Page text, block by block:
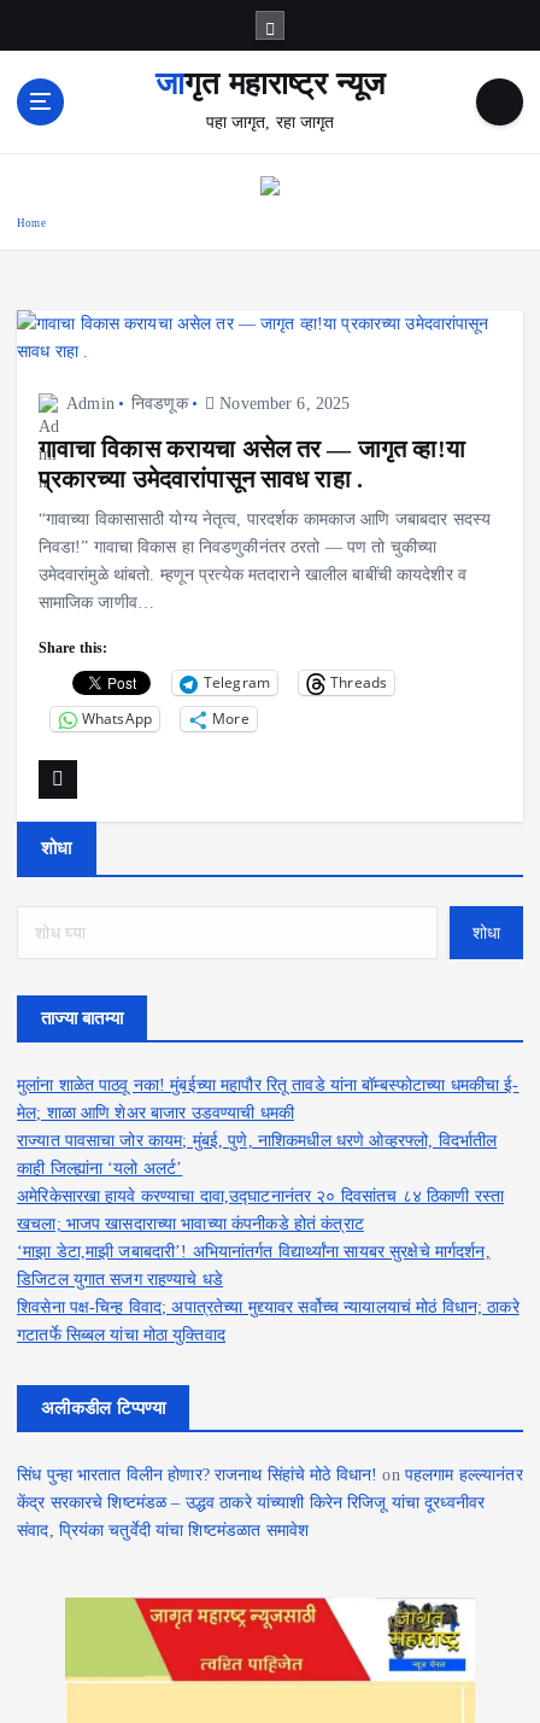
जागृत महाराष्ट्र न्यूज
पहा जागृत, रहा जागृत
Home
Admin निवडणूक November 6, 2025
गावाचा विकास करायचा असेल तर — जागृत व्हा!या
प्रकारच्या उमेदवारांपासून सावध राहा .
“गावाच्या विकासासाठी योग्य नेतृत्व, पारदर्शक कामकाज आणि जबाबदार सदस्य
निवडा!” गावाचा विकास हा निवडणुकीनंतर ठरतो — पण तो चुकीच्या
उमेदवारांमुळे थांबतो. म्हणून प्रत्येक मतदाराने खालील बाबींची कायदेशीर व
सामाजिक जाणीव…
Share this:
Telegram
Threads
WhatsApp
More
शोधा
शोधा
ताज्या बातम्या
मुलांना शाळेत पाठवू नका! मुंबईच्या महापौर रितू तावडे यांना बॉम्बस्फोटाच्या धमकीचा ई-
मेल; शाळा आणि शेअर बाजार उडवण्याची धमकी
राज्यात पावसाचा जोर कायम; मुंबई, पुणे, नाशिकमधील धरणे ओव्हरफ्लो, विदर्भातील
काही जिल्ह्यांना ‘यलो अलर्ट’
अमेरिकेसारखा हायवे करण्याचा दावा,उद्घाटनानंतर २० दिवसांतच ८४ ठिकाणी रस्ता
खचला; भाजप खासदाराच्या भावाच्या कंपनीकडे होतं कंत्राट
‘माझा डेटा,माझी जबाबदारी’! अभियानांतर्गत विद्यार्थ्यांना सायबर सुरक्षेचे मार्गदर्शन,
डिजिटल युगात सजग राहण्याचे धडे
शिवसेना पक्ष-चिन्ह विवाद; अपात्रतेच्या मुद्द्यावर सर्वोच्च न्यायालयाचं मोठं विधान; ठाकरे
गटातर्फे सिब्बल यांचा मोठा युक्तिवाद
अलीकडील टिप्पण्या
सिंध पुन्हा भारतात विलीन होणार? राजनाथ सिंहांचे मोठे विधान! on पहलगाम हल्ल्यानंतर
केंद्र सरकारचे शिष्टमंडळ – उद्धव ठाकरे यांच्याशी किरेन रिजिजू यांचा दूरध्वनीवर
संवाद, प्रियंका चतुर्वेदी यांचा शिष्टमंडळात समावेश